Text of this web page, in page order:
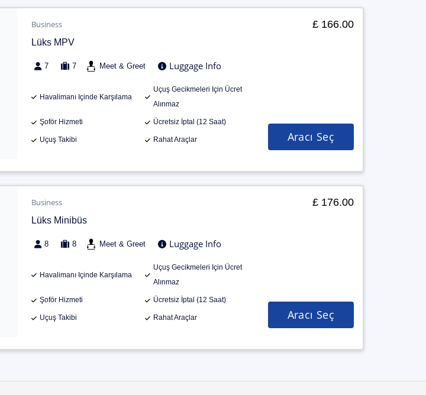
Business
Lüks MPV
7 7 Meet & Greet Luggage Info
Havalimanı Içinde Karşılama
Uçuş Gecikmeleri Için Ücret
Alınmaz
Şoför Hizmeti Ücretsiz İptal (12 Saat)
Uçuş Takibi Rahat Araçlar
£ 166.00
Aracı Seç
Business
Lüks Minibüs
8 8 Meet & Greet Luggage Info
Havalimanı Içinde Karşılama
Uçuş Gecikmeleri Için Ücret
Alınmaz
Şoför Hizmeti Ücretsiz İptal (12 Saat)
Uçuş Takibi Rahat Araçlar
£ 176.00
Aracı Seç